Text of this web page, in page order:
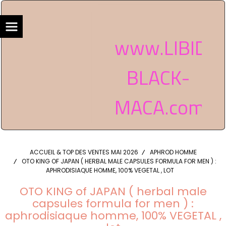
BLACK-
MACA.com
ACCUEIL & TOP DES VENTES MAI 2026
APHROD HOMME
OTO KING OF JAPAN ( HERBAL MALE CAPSULES FORMULA FOR MEN ) :
APHRODISIAQUE HOMME, 100% VEGETAL , LOT
OTO KING of JAPAN ( herbal male
capsules formula for men ) :
aphrodisiaque homme, 100% VEGETAL ,